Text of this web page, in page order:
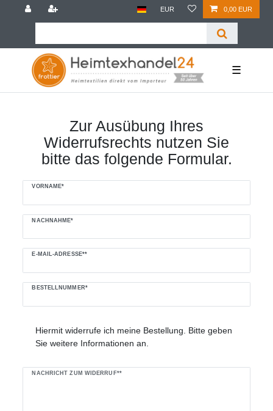
EUR 0,00 EUR
☰
Zur Ausübung Ihres
Widerrufsrechts nutzen Sie
bitte das folgende Formular.
VORNAME*
NACHNAHME*
E-MAIL-ADRESSE**
BESTELLNUMMER*
Hiermit widerrufe ich meine Bestellung. Bitte geben
Sie weitere Informationen an.
NACHRICHT ZUM WIDERRUF**
Ceres::Template.mailFormHoneypotLabel